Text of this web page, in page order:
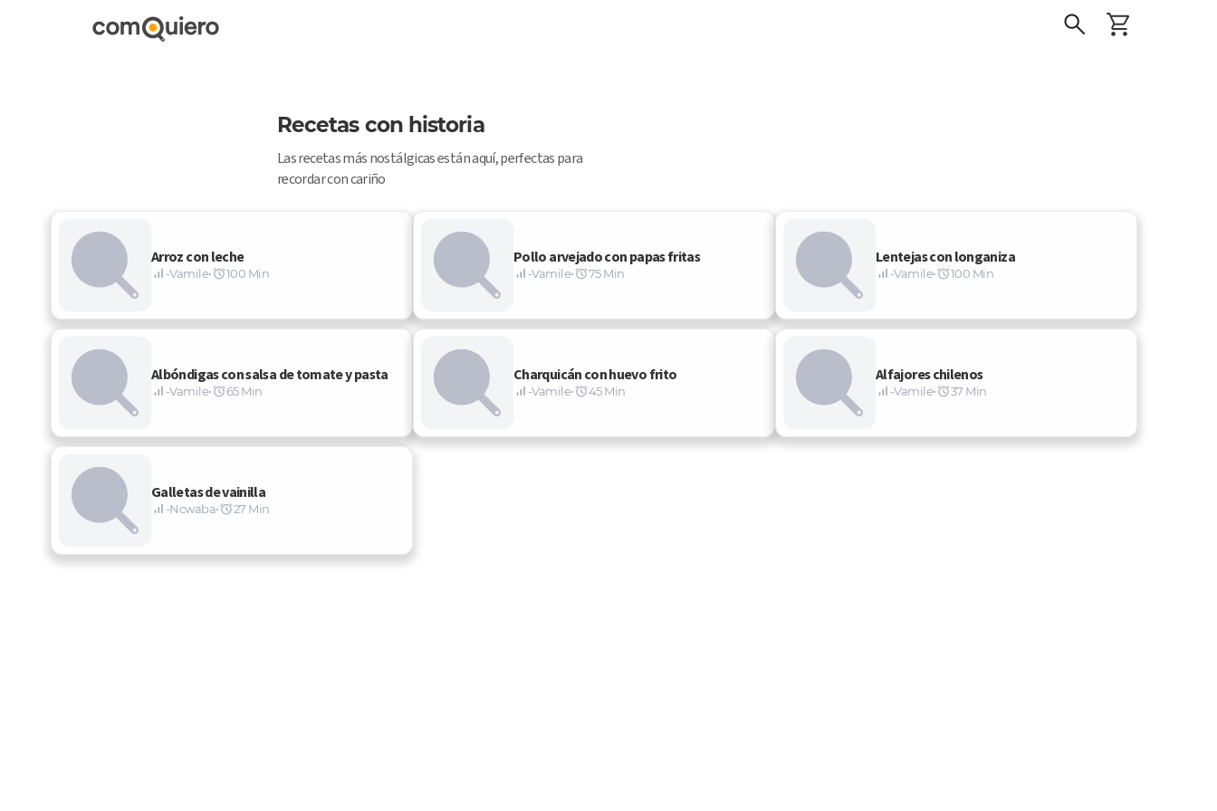
Recetas con historia
Las recetas más nostálgicas están aquí, perfectas para
recordar con cariño
Arroz con leche
-Vamile• 100 Min
Pollo arvejado con papas fritas
-Vamile• 75 Min
Lentejas con longaniza
-Vamile• 100 Min
Albóndigas con salsa de tomate y pasta
-Vamile• 65 Min
Charquicán con huevo frito
-Vamile• 45 Min
Alfajores chilenos
-Vamile• 37 Min
Galletas de vainilla
-Ncwaba• 27 Min